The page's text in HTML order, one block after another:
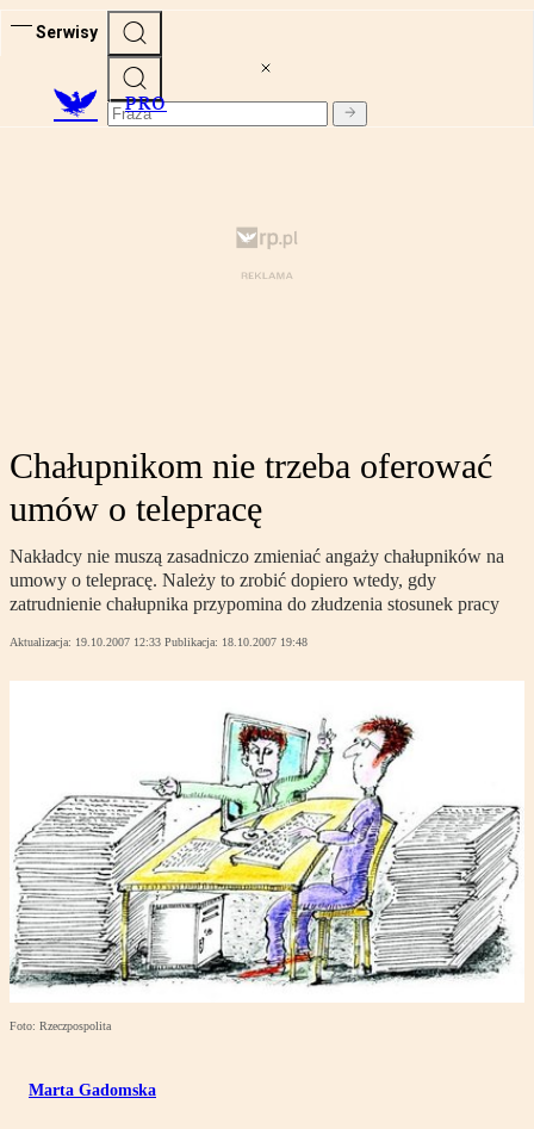
Serwisy
PRO
Chałupnikom nie trzeba oferować
umów o telepracę
Nakładcy nie muszą zasadniczo zmieniać angaży chałupników na
umowy o telepracę. Należy to zrobić dopiero wtedy, gdy
zatrudnienie chałupnika przypomina do złudzenia stosunek pracy
Aktualizacja: 19.10.2007 12:33 Publikacja: 18.10.2007 19:48
Foto: Rzeczpospolita
Marta Gadomska